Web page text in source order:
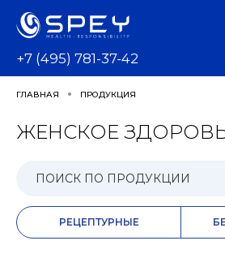
+7 (495) 781-37-42
ГЛАВНАЯ ПРОДУКЦИЯ
ЖЕНСКОЕ
РЕЦЕПТУРНЫЕ